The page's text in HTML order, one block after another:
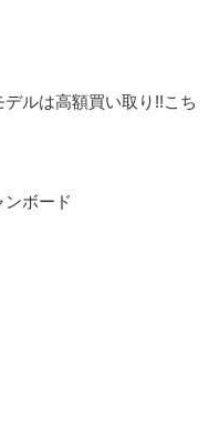
ルは高額買い取り!!こち
ボード